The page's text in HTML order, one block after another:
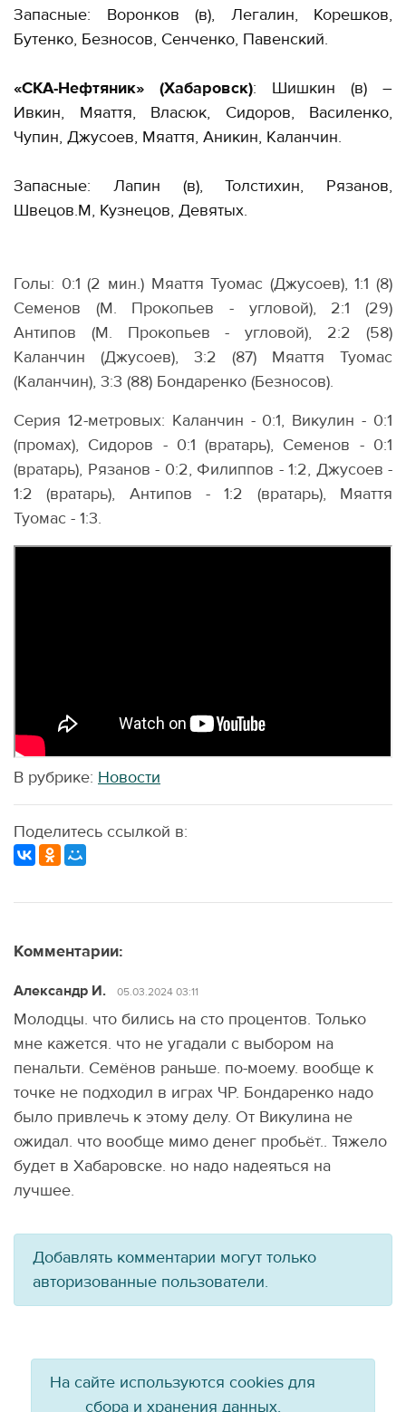
Запасные: Воронков (в), Легалин, Корешков,
Бутенко, Безносов, Сенченко, Павенский.
«СКА-Нефтяник» (Хабаровск): Шишкин (в) –
Ивкин, Мяаття, Власюк, Сидоров, Василенко,
Чупин, Джусоев, Мяаття, Аникин, Каланчин.
Запасные: Лапин (в), Толстихин, Рязанов,
Швецов.М, Кузнецов, Девятых.
Голы: 0:1 (2 мин.) Мяаття Туомас (Джусоев), 1:1 (8)
Семенов (М. Прокопьев - угловой), 2:1 (29)
Антипов (М. Прокопьев - угловой), 2:2 (58)
Каланчин (Джусоев), 3:2 (87) Мяаття Туомас
(Каланчин), 3:3 (88) Бондаренко (Безносов).
Серия 12-метровых: Каланчин - 0:1, Викулин - 0:1
(промах), Сидоров - 0:1 (вратарь), Семенов - 0:1
(вратарь), Рязанов - 0:2, Филиппов - 1:2, Джусоев -
1:2 (вратарь), Антипов - 1:2 (вратарь), Мяаття
Туомас - 1:3.
В рубрике: Новости
Поделитесь ссылкой в:
Комментарии:
Александр И. 05.03.2024 03:11
Молодцы. что бились на сто процентов. Только
мне кажется. что не угадали с выбором на
пенальти. Семёнов раньше. по-моему. вообще к
точке не подходил в играх ЧР. Бондаренко надо
было привлечь к этому делу. От Викулина не
ожидал. что вообще мимо денег пробьёт.. Тяжело
будет в Хабаровске. но надо надеяться на
лучшее.
Добавлять комментарии могут только
авторизованные пользователи.
На сайте используются cookies для
сбора и хранения данных,